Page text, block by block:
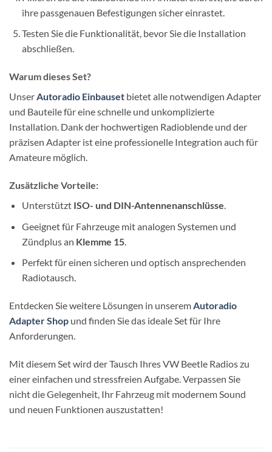
ihre passgenauen Befestigungen sicher einrastet.
Testen Sie die Funktionalität, bevor Sie die Installation
abschließen.
Warum dieses Set?
UnserAutoradio Einbauset bietet alle notwendigen Adapter
und Bauteile für eine schnelle und unkomplizierte
Installation. Dank der hochwertigen Radioblende und der
präzisen Adapter ist eine professionelle Integration auch für
Amateure möglich.
Zusätzliche Vorteile:
Unterstützt ISO- und DIN-Antennenanschlüsse.
Geeignet für Fahrzeuge mit analogen Systemen und
Zündplus an Klemme 15.
Perfekt für einen sicheren und optisch ansprechenden
Radiotausch.
Entdecken Sie weitere Lösungen in unseremAutoradio
Adapter Shop und finden Sie das ideale Set für Ihre
Anforderungen.
Mit diesem Set wird der Tausch Ihres VW Beetle Radios zu
einer einfachen und stressfreien Aufgabe. Verpassen Sie
nicht die Gelegenheit, Ihr Fahrzeug mit modernem Sound
und neuen Funktionen auszustatten!